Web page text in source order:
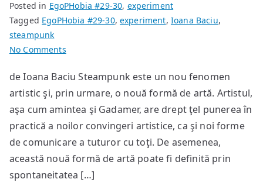
Posted in EgoPHobia #29-30, experiment
Tagged EgoPHobia #29-30,experiment, Ioana Baciu,
steampunk
No Commentson
şi
postmodernismul
de Ioana Baciu Steampunk este un nou fenomen
artistic şi, prin urmare, o nouă formă de artă. Artistul,
aşa cum amintea şi Gadamer, are drept ţel punerea în
practică a noilor convingeri artistice, ca şi noi forme
de comunicare a tuturor cu toţi. De asemenea,
această nouă formă de artă poate fi definită prin
spontaneitatea […]